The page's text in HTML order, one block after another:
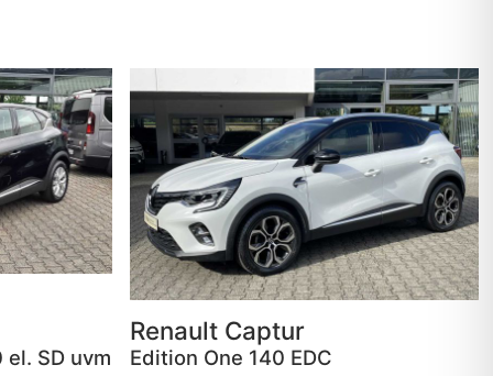
SD uvm
Renault Captur
Edition One 140 EDC